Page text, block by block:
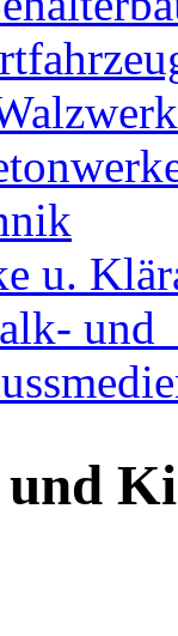
u.